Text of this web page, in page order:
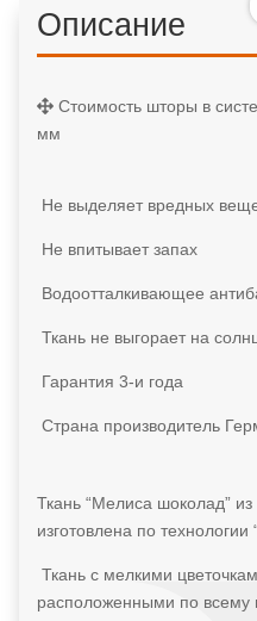
Описание
Стоимость шторы в
мм
Не выделяет вредных
Не впитывает запах
Водоотталкивающее
Ткань не выгорает на
Гарантия 3-и года
Страна производитель
Ткань “Мелиса шоколад”
изготовлена по технологии
Ткань с мелкими
расположенными по всему